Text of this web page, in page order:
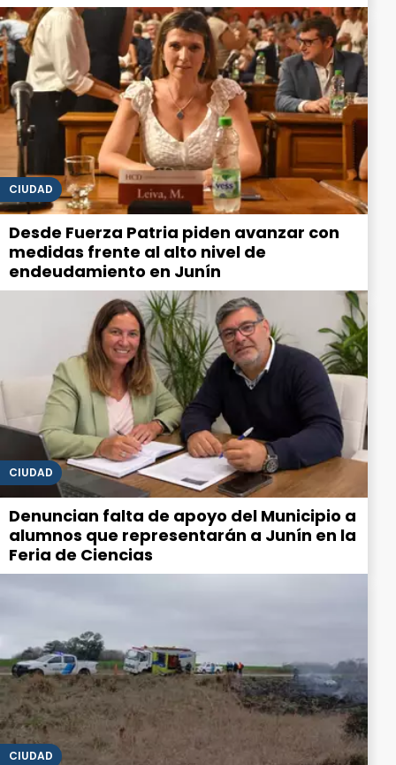
CIUDAD
Desde Fuerza Patria piden avanzar con
medidas frente al alto nivel de
endeudamiento en Junín
CIUDAD
Denuncian falta de apoyo del Municipio a
alumnos que representarán a Junín en la
Feria de Ciencias
CIUDAD